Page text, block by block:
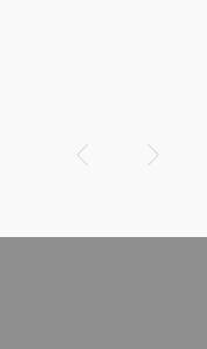
‹ ›